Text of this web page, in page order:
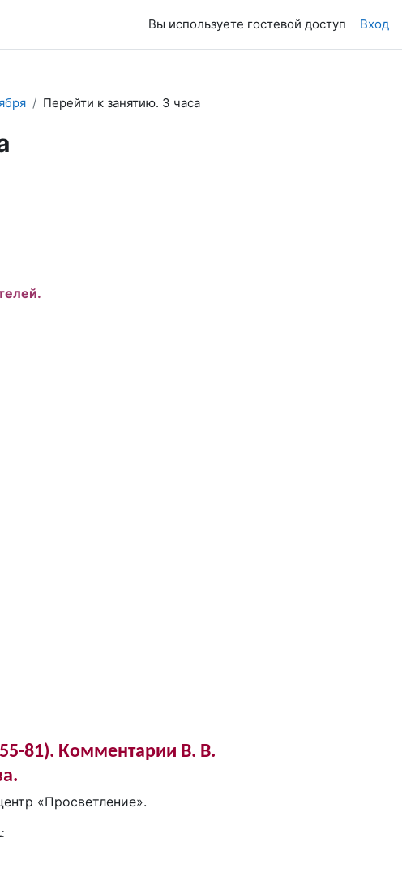
Вы используете гостевой доступ Вход
Перейти к занятию. 3 часа
81). Комментарии В. В.
«Просветление».
: